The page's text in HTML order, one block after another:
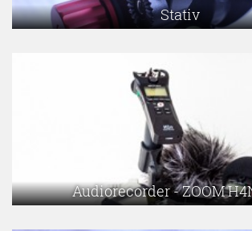
Stativ
Audiorecorder - ZOOM